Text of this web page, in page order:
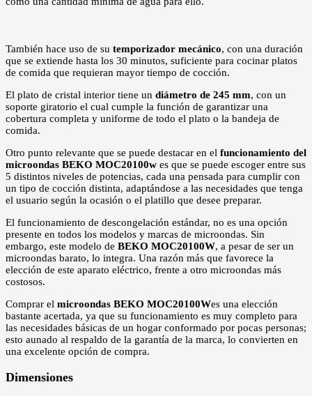
También hace uso de su temporizador mecánico, con una duración
que se extiende hasta los 30 minutos, suficiente para cocinar platos
de comida que requieran mayor tiempo de cocción.
El plato de cristal interior tiene un diámetro de 245 mm, con un
soporte giratorio el cual cumple la función de garantizar una
cobertura completa y uniforme de todo el plato o la bandeja de
comida.
Otro punto relevante que se puede destacar en el funcionamiento del
microondas BEKO MOC20100w es que se puede escoger entre sus
5 distintos niveles de potencias, cada una pensada para cumplir con
un tipo de cocción distinta, adaptándose a las necesidades que tenga
el usuario según la ocasión o el platillo que desee preparar.
El funcionamiento de descongelación estándar, no es una opción
presente en todos los modelos y marcas de microondas. Sin
embargo, este modelo de BEKO MOC20100W, a pesar de ser un
microondas barato, lo integra. Una razón más que favorece la
elección de este aparato eléctrico, frente a otro microondas más
costosos.
Comprar el microondas BEKO MOC20100Wes una elección
bastante acertada, ya que su funcionamiento es muy completo para
las necesidades básicas de un hogar conformado por pocas personas;
esto aunado al respaldo de la garantía de la marca, lo convierten en
una excelente opción de compra.
Dimensiones